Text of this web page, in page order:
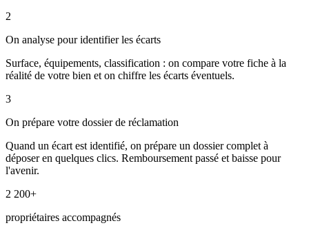
2
On analyse pour identifier les écarts
Surface, équipements, classification : on compare votre fiche à la
réalité de votre bien et on chiffre les écarts éventuels.
3
On prépare votre dossier de réclamation
Quand un écart est identifié, on prépare un dossier complet à
déposer en quelques clics. Remboursement passé et baisse pour
l'avenir.
2 200+
propriétaires accompagnés